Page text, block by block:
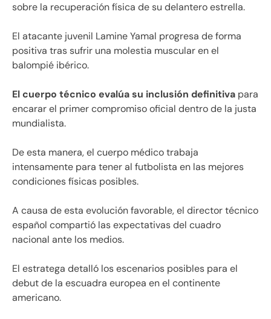
sobre la recuperación física de su delantero estrella.
El atacante juvenil Lamine Yamal progresa de forma
positiva tras sufrir una molestia muscular en el
balompié ibérico.
El cuerpo técnico evalúa su inclusión definitiva para
encarar el primer compromiso oficial dentro de la justa
mundialista.
De esta manera, el cuerpo médico trabaja
intensamente para tener al futbolista en las mejores
condiciones físicas posibles.
A causa de esta evolución favorable, el director técnico
español compartió las expectativas del cuadro
nacional ante los medios.
El estratega detalló los escenarios posibles para el
debut de la escuadra europea en el continente
americano.